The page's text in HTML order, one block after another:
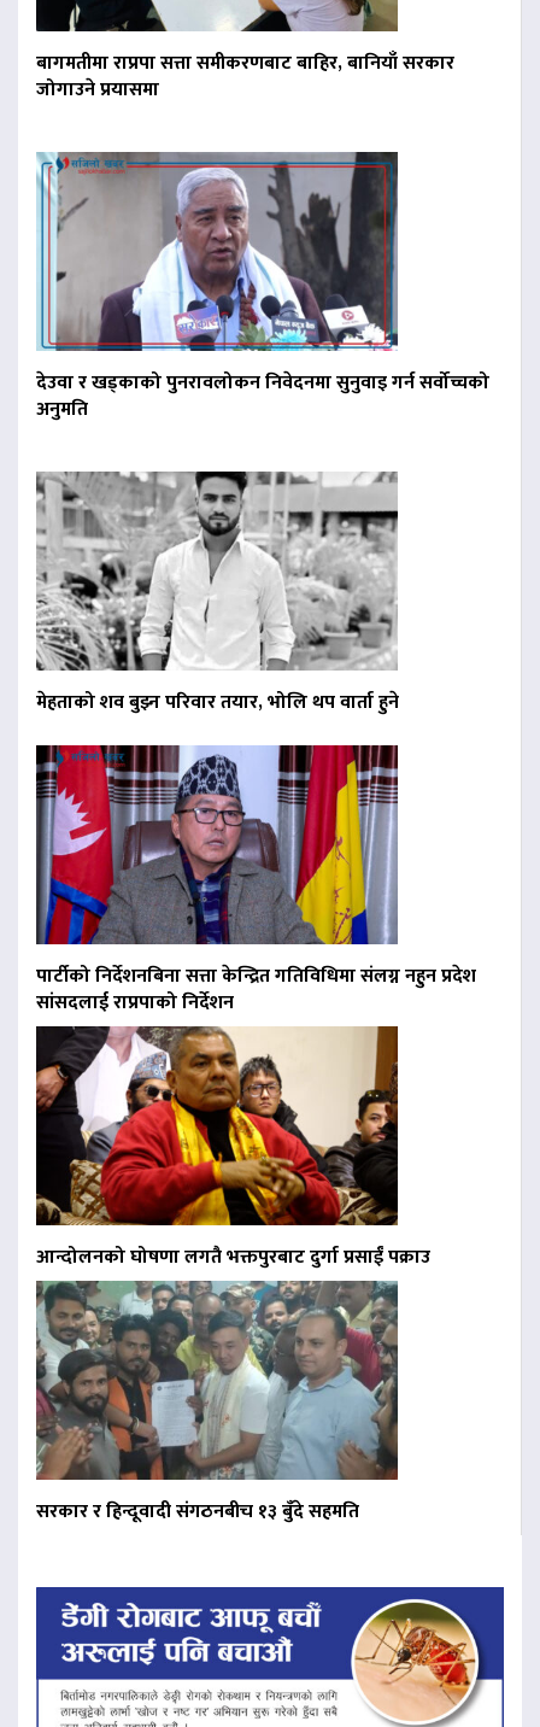
बागमतीमा राप्रपा सत्ता समीकरणबाट बाहिर, बानियाँ सरकार
जोगाउने प्रयासमा
देउवा र खड्काको पुनरावलोकन निवेदनमा सुनुवाइ गर्न सर्वोच्चको
अनुमति
मेहताको शव बुझ्न परिवार तयार, भोलि थप वार्ता हुने
पार्टीको निर्देशनबिना सत्ता केन्द्रित गतिविधिमा संलग्न नहुन प्रदेश
सांसदलाई राप्रपाको निर्देशन
आन्दोलनको घोषणा लगतै भक्तपुरबाट दुर्गा प्रसाईं पक्राउ
सरकार र हिन्दूवादी संगठनबीच १३ बुँदे सहमति